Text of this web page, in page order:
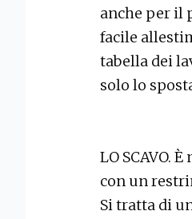
anche per il
facile
tabella dei
solo lo
LO SCAVO.
con un
Si tratta di